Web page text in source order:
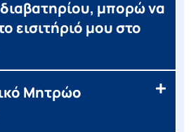
μπορώ να
εισιτήριό μου στο
Μητρώο